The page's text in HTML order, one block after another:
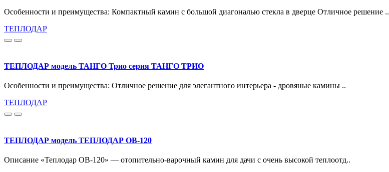
Особенности и преимущества: Компактный камин с большой диагональю стекла в дверце Отличное решение ..
ТЕПЛОДАР
ТЕПЛОДАР модель ТАНГО Трио серия ТАНГО ТРИО
Особенности и преимущества: Отличное решение для элегантного интерьера - дровяные камины ..
ТЕПЛОДАР
ТЕПЛОДАР модель ТЕПЛОДАР ОВ-120
Описание «Теплодар ОВ-120» — отопительно-варочный камин для дачи с очень высокой теплоотд..